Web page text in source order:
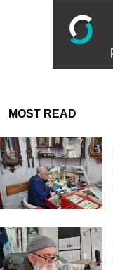
MOST READ